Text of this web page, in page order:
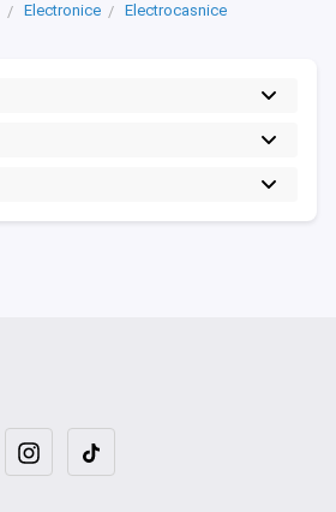
Electronice
Electrocasnice